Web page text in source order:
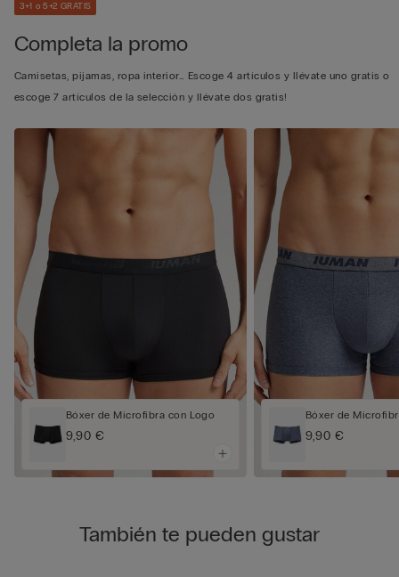
3+1 o 5+2 GRATIS
Completa la promo
Camisetas, pijamas, ropa interior… Escoge 4 artículos y llévate uno gratis o
escoge 7 artículos de la selección y llévate dos gratis!
Bóxer de Microfibra con Logo
9,90 €
Bóxer de
9,90 €
También te pueden gustar